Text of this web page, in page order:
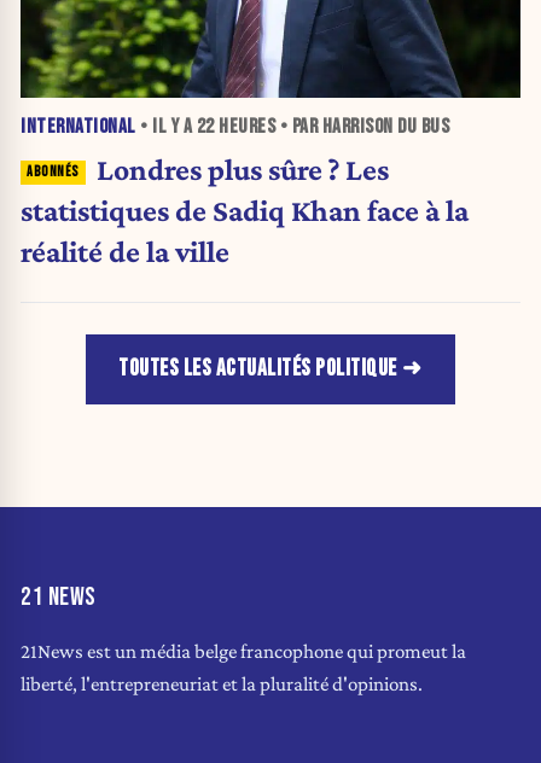
INTERNATIONAL • IL Y A 22 HEURES• PAR HARRISON DU BUS
Londres plus sûre ? Les
statistiques de Sadiq Khan face à la
réalité de la ville
TOUTES LES ACTUALITÉS POLITIQUE
21 NEWS
21News est un média belge francophone qui promeut la
liberté, l'entrepreneuriat et la pluralité d'opinions.